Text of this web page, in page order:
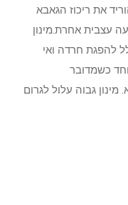
את ריכוז הגאבא
עצבית אחרת. מינון
בדרך כלל להפגת חרדה ואי
כשמדובר
מינון גבוה עלול לגרום